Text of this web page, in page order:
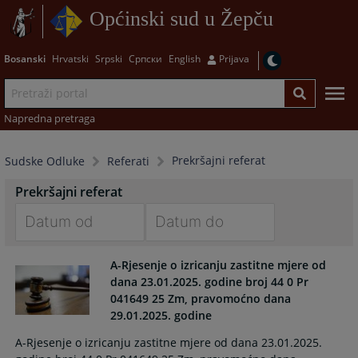
Općinski sud u Žepču
Bosanski Hrvatski Srpski Српски English Prijava
Napredna pretraga
Sudske Odluke Referati Prekršajni referat
Prekršajni referat
forward
to
interact
with
the
calendar
forward
to
interact
with
the
calendar
A-Rjesenje o izricanju zastitne mjere od
dana 23.01.2025. godine broj 44 0 Pr
041649 25 Zm, pravomoćno dana
29.01.2025. godine
A-Rjesenje o izricanju zastitne mjere od dana 23.01.2025.